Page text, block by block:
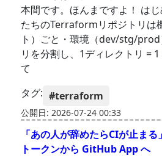
本間です。ほんまですよ！ は
たちのTerraformリポジトリは
ト）ごと・環境（dev/stg/prod
リを分割し、1ディレクトリ =
て
タグ: #terraform
公開日: 2026-07-24 00:33
「あの人が辞めたらCIが止ま
トークンから GitHub App へ